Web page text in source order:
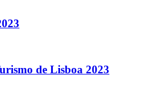
de Lisboa 2023